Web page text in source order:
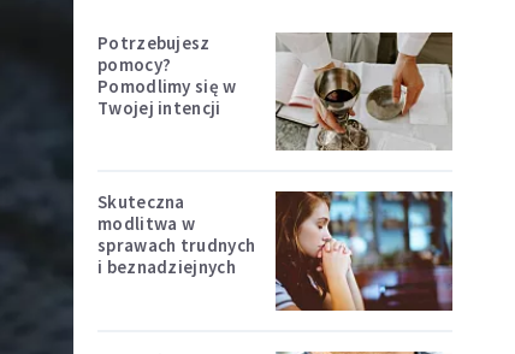
Potrzebujesz
pomocy?
Pomodlimy się w
Twojej intencji
Skuteczna
modlitwa w
sprawach trudnych
i beznadziejnych